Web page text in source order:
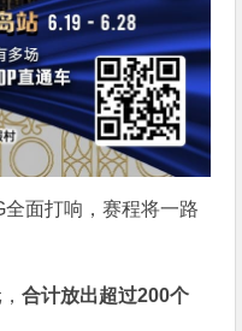
面打响，赛程将一路
合计放出超过200个